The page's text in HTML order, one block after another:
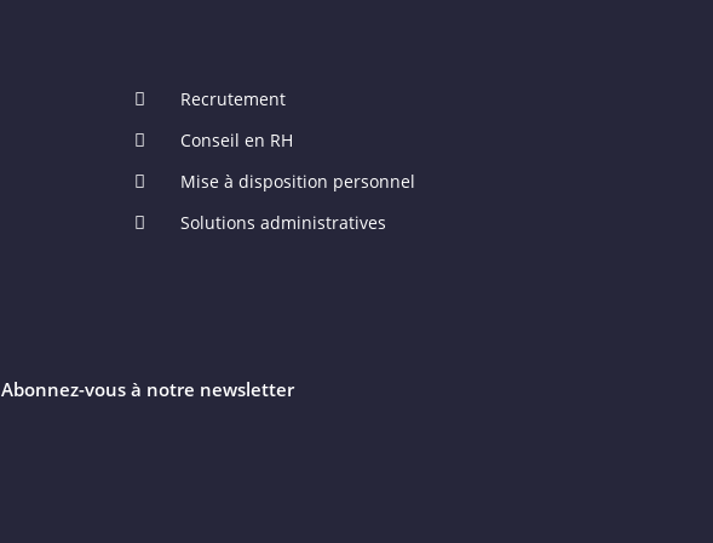
Recrutement
Conseil en RH
Mise à disposition personnel
Solutions administratives
Abonnez-vous à notre newsletter